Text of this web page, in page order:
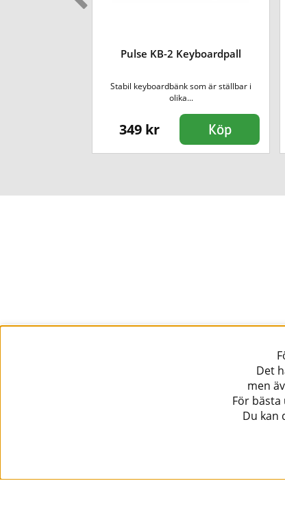
Pulse KB-2 Keyboardpall
Stabil keyboardbänk som är ställbar i
olika...
349 kr Köp
Det
men
För
Du kan